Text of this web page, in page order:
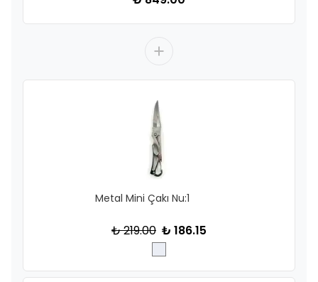
Metal Mini Çakı Nu:1
₺ 219.00 ₺ 186.15